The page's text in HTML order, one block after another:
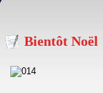
Bientôt Noël